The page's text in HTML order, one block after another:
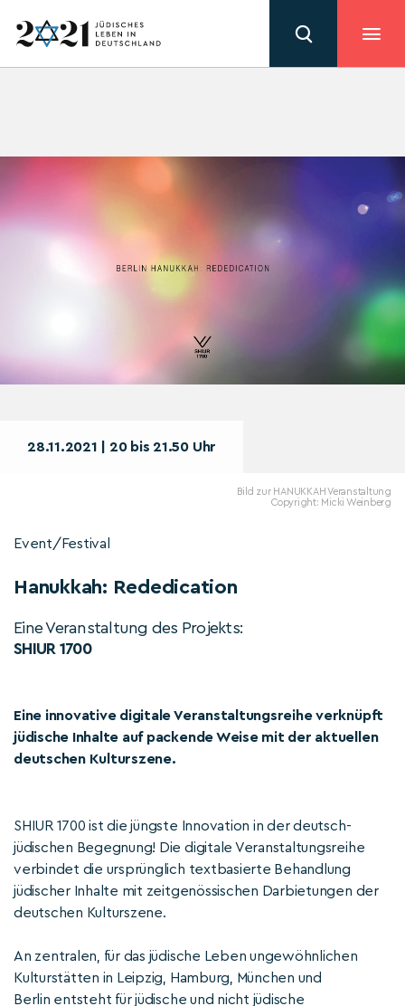
28.11.2021 | 20 bis 21.50 Uhr
Bild zur HANUKKAH Veranstaltung
Copyright: Micki Weinberg
Event/Festival
Hanukkah: Rededication
Eine Veranstaltung des Projekts:
SHIUR 1700
Eine innovative digitale Veranstaltungsreihe verknüpft
jüdische Inhalte auf packende Weise mit der aktuellen
deutschen Kulturszene.
SHIUR 1700 ist die jüngste Innovation in der deutsch-
jüdischen Begegnung! Die digitale Veranstaltungsreihe
verbindet die ursprünglich textbasierte Behandlung
jüdischer Inhalte mit zeitgenössischen Darbietungen der
deutschen Kulturszene.
An zentralen, für das jüdische Leben ungewöhnlichen
Kulturstätten in Leipzig, Hamburg, München und
Berlin entsteht für jüdische und nicht jüdische